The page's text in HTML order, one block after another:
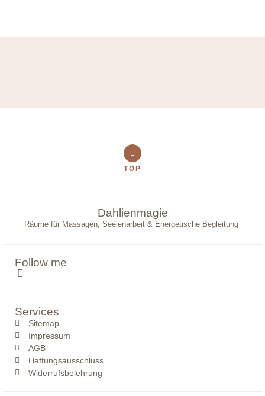
Dahlienmagie
Räume für Massagen, Seelenarbeit & Energetische Begleitung
Services
Sitemap
Impressum
AGB
Haftungsausschluss
Widerrufsbelehrung
Follow me
TOP